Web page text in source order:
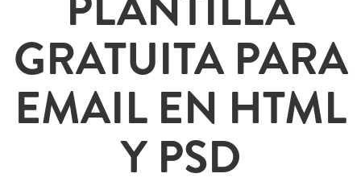
GRATUITA PARA
EMAIL EN HTML
Y PSD